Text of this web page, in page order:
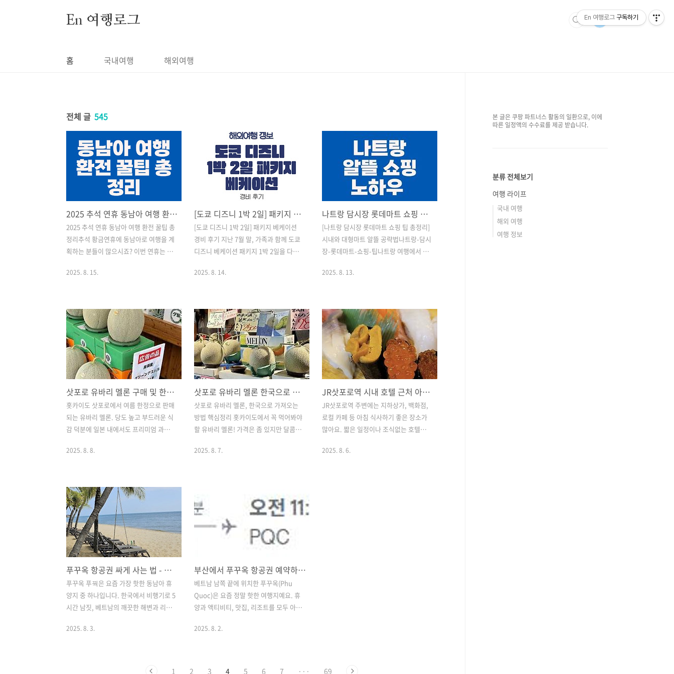
En 여행로그
홈 국내여행 해외여행
전체 글 545
2025 추석 연휴 동남아 여행 환전 꿀팁 총정리
2025 추석 연휴 동남아 여행 환전 꿀팁 총
정리추석 황금연휴에 동남아로 여행을 계
획하는 분들이 많으시죠? 이번 연휴는 비
환전 전략만 잘 세워도 식사 한 번, 마사지
부, 푸꾸옥, 나트랑 등 주요 여행지별 환전
방법을 정리했습니다.1. 출국 전, 달러 준
비가 기본동남아 대부분의 나라에서 한국
원화를 직접 환전하기 어렵습니다. 그래
서 출국 전 미리 100달러 단위로 준비하
는 것이 유리합니다.100불 단위는 은행·
서도 환전할 때 가장 좋은 조건을 받을 확
률이 큽니다. 2. 나라별 환전 베스트 포인
트싱가포르- 추천: 시내 리틀인디아·차이
나타운 환전소특징:..
2025. 8. 15.
[도쿄 디즈니 1박 2일] 패키지 베케이션 경비 후기
[도쿄 디즈니 1박 2일] 패키지 베케이션
경비 후기 지난 7월 말, 가족과 함께 도쿄
디즈니 베케이션 패키지 1박 2일을 다녀
사, 그리고 DPA(유료 패스트패스)가 포함
09:30 판타지 스프링스 호텔 도착 후 체크
인(짐만 맡기고 바로 출발)패키지 혜택스
플래시 마운틴(4장, 시간 제한 없음)미녀
와 야수(17시, 4장)40주년 기념 패스 놀이
기구(곰돌이 푸) 4장점심은 블루바이유에
서 먹고 저녁은 이스트사이드 카페에서
같아요. 오후엔 어트랙션 위주로 돌고, 캐
릭터 그리팅도 챙겼어요.7시 부터는 DPA
로 Reach for the Stars 관람 퍼레이드..
2025. 8. 14.
나트랑 담시장 롯데마트 쇼핑 팁 총정리 알뜰 공략법
[나트랑 담시장 롯데마트 쇼핑 팁 총정리]
시내와 대형마트 알뜰 공략법나트랑-담시
장-롯데마트-쇼핑-팁나트랑 여행에서 쇼
히 시내 중심의 담시장과 관광객이 자주
곳을 모두 경험한 기준으로, 쇼핑 전 알아
두면 좋은 꿀팁을 정리했습니다. 1. 담시
장은 꼭 오전에 가세요!나트랑의 전통시
장인 담시장(Dam Market)은 오전 8~10
시 사이가 가장 활기차고 가격도 유리해
요. 상인들이 하루 첫 거래를 ‘럭키 세
많아요.- 담시장 위치: Ben Cho Dam,
Nha Trang, Khanh Hoa- 영업시간:
07:00~17:30- 필수 쇼핑 상품: 건과류..
2025. 8. 13.
삿포로 유바리 멜론 구매 및 한국 반입 꿀팁
홋카이도 삿포로에서 여름 한정으로 판매
되는 유바리 멜론. 당도 높고 부드러운 식
감 덕분에 일본 내에서도 프리미엄 과일
들을 위해 구매 팁과 반입 요령을 정리해
홋카이도 유바리(Yūbari) 지역기후 조건:
일교차 큰 기온, 화산재 비옥 토양재배 방
식: 1줄기 1과 방식으로 고품질 멜론 생산
유바리 멜론 구입 장소상호명: とどしま
青果店 狸COMICHI店 (토도시마 세이카
텐 타누키코미치점) 안에 있는 과일 가게
狸COMICHI영업시간: 11:00 ~ 20:00
(LO 19:00) ※ 수요일 휴무 가능가격대:
3,000엔~5,500엔웹사이트:
tanukicomic..
2025. 8. 8.
삿포로 유바리 멜론 한국으로 가져오는 방법 핵심정리
삿포로 유바리 멜론, 한국으로 가져오는
방법 핵심정리 홋카이도에서 꼭 먹어봐야
할 유바리 멜론! 가격은 좀 있지만 달콤한
검역 절차와 요령을 알아두어야 합니다.
는 곳 공항부터 - 유바리 가는 방법 추천
디저트 총정리 삿포로 유바리 멜론 파는
곳 공항부터 - 유바리 가는 방법 추천 디저
트 총정리삿포로 유바리 멜론 파는 곳 - 공
기는 법! 유바리 가는 법, 공항 판매처, 멜
론 젤리·포키·스팀 케이크 등 디저트
enhasugil.com 삿포로 유바리 멜론, 신
고 없이 반입하면..
2025. 8. 7.
JR삿포로역 시내 호텔 근처 아침 식사하기 좋은 곳
JR삿포로역 주변에는 지하상가, 백화점,
로컬 카페 등 아침 식사하기 좋은 장소가
많아요. 짧은 일정이나 조식없는 호텔을
숙소를 잡는게 도움이 됩니다. 제가 머물
2025. 8. 6.
푸꾸옥 항공권 싸게 사는 법 - 예약 후기 꿀팁 총정리
푸꾸옥 푸꿕은 요즘 가장 핫한 동남아 휴
양지 중 하나입니다. 한국에서 비행기로 5
시간 남짓, 베트남의 깨끗한 해변과 리조
커플여행, 혼자 떠나는 여행 모두에게 인
아요.그래서 오늘은 푸꾸옥 항공권 싸게
2025. 8. 3.
부산에서 푸꾸옥 항공권 예약하는 방법과 추천 여행 코스
베트남 남쪽 끝에 위치한 푸꾸옥(Phu
Quoc)은 요즘 정말 핫한 여행지예요. 휴
양과 액티비티, 맛집, 리조트를 모두 아우
옥 출발하는 여행자라면 항공권 정보를
터 가격 비교, 그리고 푸꾸옥에서 놓치면
2025. 8. 2.
1 2 3 4 5 6 7 ··· 69
본 글은 쿠팡 파트너스 활동의 일환으로, 이에
따른 일정액의 수수료를 제공 받습니다.
분류 전체보기
여행 라이프
국내 여행
해외 여행
여행 정보
En 여행로그 구독하기